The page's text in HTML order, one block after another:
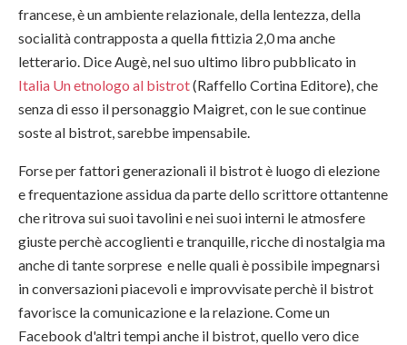
francese, è un ambiente relazionale, della lentezza, della
socialità contrapposta a quella fittizia 2,0 ma anche
letterario. Dice Augè, nel suo ultimo libro pubblicato in
Italia Un etnologo al bistrot(Raffello Cortina Editore), che
senza di esso il personaggio Maigret, con le sue continue
soste al bistrot, sarebbe impensabile.
Forse per fattori generazionali il bistrot è luogo di elezione
e frequentazione assidua da parte dello scrittore ottantenne
che ritrova sui suoi tavolini e nei suoi interni le atmosfere
giuste perchè accoglienti e tranquille, ricche di nostalgia ma
anche di tante sorprese e nelle quali è possibile impegnarsi
in conversazioni piacevoli e improvvisate perchè il bistrot
favorisce la comunicazione e la relazione. Come un
Facebook d'altri tempi anche il bistrot, quello vero dice